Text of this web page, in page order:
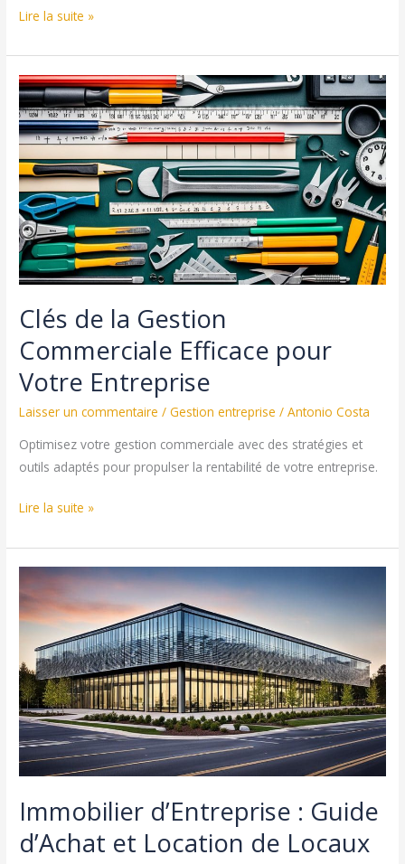
Calcul
Coût
d’Achat
des
Marchandises
Vendues
:
Méthodologie
Lire la suite »
Clés de la Gestion
Commerciale Efficace pour
Votre Entreprise
Laisser un commentaire /Gestion entreprise /Antonio Costa
Optimisez votre gestion commerciale avec des stratégies et
outils adaptés pour propulser la rentabilité de votre entreprise.
Clés
la
Gestion
Commerciale
Efficace
pour
Votre
Entreprise
Lire la suite »
Immobilier d’Entreprise : Guide
d’Achat et Location de Locaux